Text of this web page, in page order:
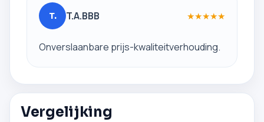
T. T.A.BBB ★★★★★
Onverslaanbare prijs-kwaliteitverhouding.
Vergelijking